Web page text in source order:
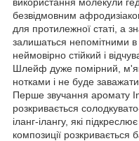
безвідмовним
для протилежної статі, а
залишаться непомітними в
неймовірно стійкий і
Шлейф дуже помірний,
нотками і не буде
Перше звучання аромату
розкривається
іланг-ілангу, які
композиції